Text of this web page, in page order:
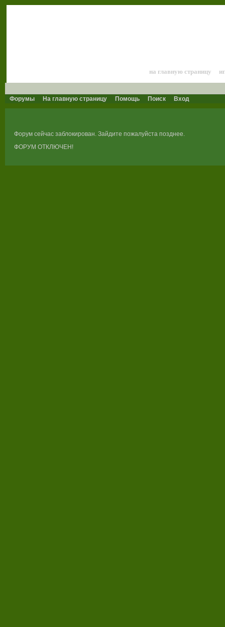
на главную страницу
Форумы На главную страницу Помощь Поиск Вход
Форум сейчас заблокирован. Зайдите пожалуйста позднее.
ФОРУМ ОТКЛЮЧЕН!